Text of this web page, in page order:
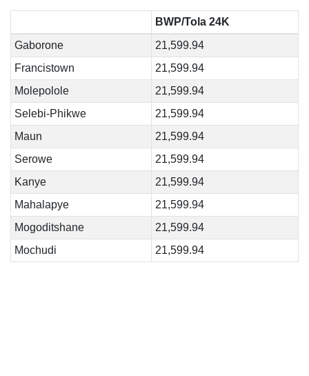
BWP/Tola 24K
Gaborone
21,599.94
Francistown
21,599.94
Molepolole
21,599.94
Selebi-Phikwe
21,599.94
Maun
21,599.94
Serowe
21,599.94
Kanye
21,599.94
Mahalapye
21,599.94
Mogoditshane
21,599.94
Mochudi
21,599.94